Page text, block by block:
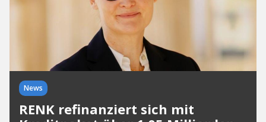
News
RENK refinanziert sich mit